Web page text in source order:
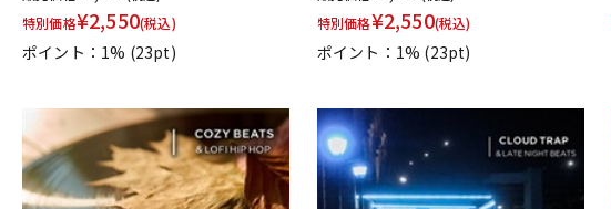
特別価格¥2,550(税込)
ポイント：1% (23pt)
特別価格¥2,550(税込)
ポイント：1% (23pt)